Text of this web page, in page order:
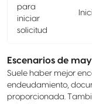
para
iniciar
solicitud
Escenarios de
Suele haber mejor
endeudamiento,
proporcionada.